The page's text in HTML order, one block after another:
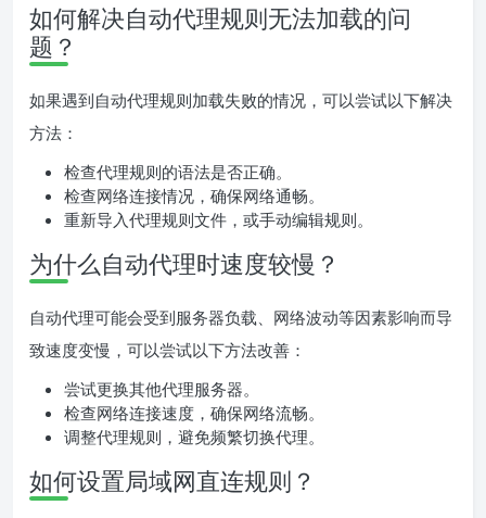
如何解决自动代理规则无法加载的问
题？
如果遇到自动代理规则加载失败的情况，可以尝试以下解决
方法：
检查代理规则的语法是否正确。
检查网络连接情况，确保网络通畅。
重新导入代理规则文件，或手动编辑规则。
为什么自动代理时速度较慢？
自动代理可能会受到服务器负载、网络波动等因素影响而导
致速度变慢，可以尝试以下方法改善：
尝试更换其他代理服务器。
检查网络连接速度，确保网络流畅。
调整代理规则，避免频繁切换代理。
如何设置局域网直连规则？